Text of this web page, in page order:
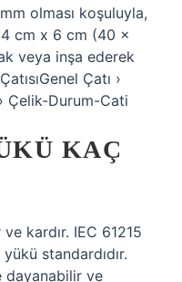
olması koşuluyla,
cm x 6 cm (40 x
veya inşa ederek
Çatı ›
Çelik-Durum-Cati
KAÇ
kardır. IEC 61215
standardıdır.
dayanabilir ve